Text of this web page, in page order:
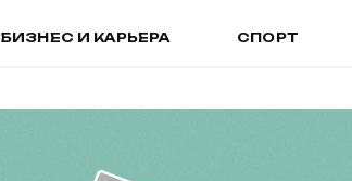
БИЗНЕС И КАРЬЕРА СПОРТ